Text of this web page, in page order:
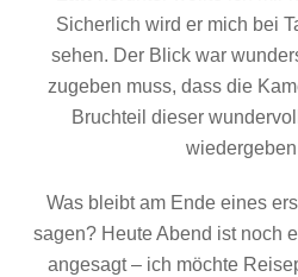
Sicherlich wird er mich bei
sehen. Der Blick war
zugeben muss, dass die
Bruchteil dieser
Was bleibt am Ende eines
sagen? Heute Abend ist noch
angesagt – ich möchte